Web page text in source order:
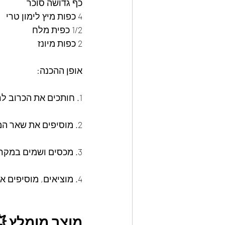
כף גדושה סוכר
4 כפות מיץ לימון טרי
1/2 כפית מלח
2 כפות מיונז
אופן ההכנה:
1. חותכים את הכרוב לרצועות דקות בעזרת קולפן
2. מוסיפים את שאר המרכיבים, למעט המיונז, מערבבים.
3. מכסים ושמים במקרר לשעה
4. מוציאים, מוסיפים את המיונז ובודקים את התיבול.
מוצר מומלץ